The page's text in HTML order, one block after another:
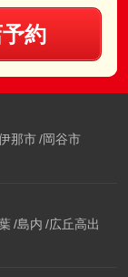
約
那市 岡谷市
島内 広丘高出